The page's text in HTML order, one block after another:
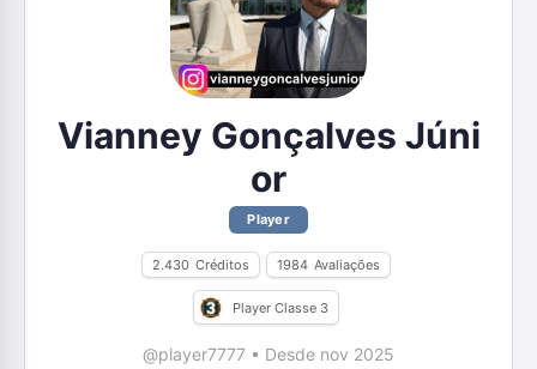
Vianney Gonçalves Júni
or
Player
2.430 Créditos 1984 Avaliações
Player Classe 3
@player7777 • Desde nov 2025